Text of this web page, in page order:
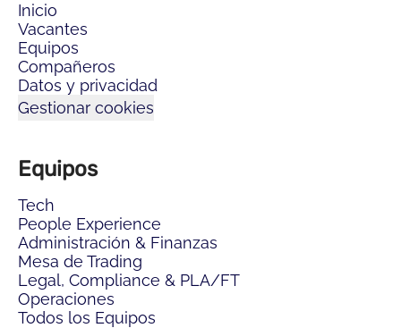
Inicio
Vacantes
Equipos
Compañeros
Datos y privacidad
Gestionar cookies
Equipos
Tech
People Experience
Administración & Finanzas
Mesa de Trading
Legal, Compliance & PLA/FT
Operaciones
Todos los Equipos